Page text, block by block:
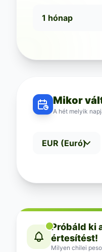
Mikor
A hét melyik
Próbáld ki
értesítést!
Milyen chilei